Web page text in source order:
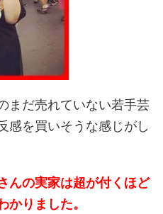
まだ売れていない若手芸
感を買いそうな感じがし
んの実家は超が付くほど
かりました。